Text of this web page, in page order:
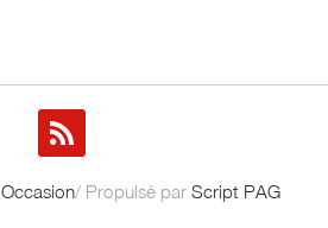
/ Propulsé par Script PAG